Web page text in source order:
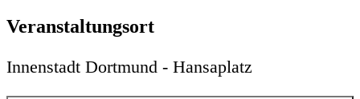
Veranstaltungsort
Innenstadt Dortmund - Hansaplatz